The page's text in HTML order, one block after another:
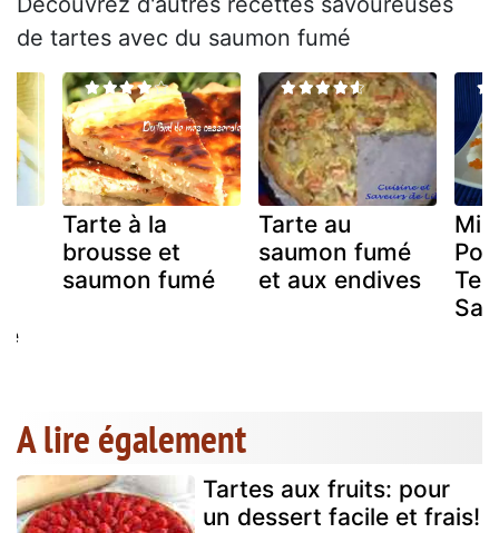
de tartes avec du saumon fumé
Tarte à la
brousse et
saumon fumé
Tarte au
saumon fumé
et aux endives
A lire également
Tartes aux fruits: pour
un dessert facile et frais!